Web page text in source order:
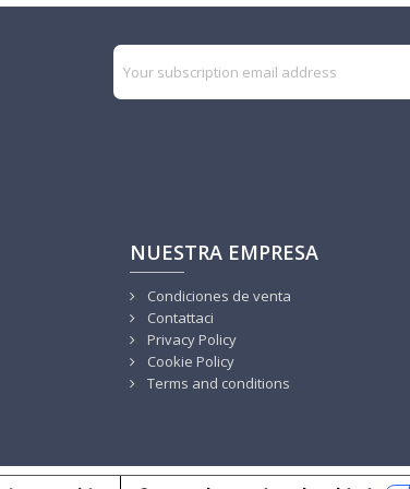
NUESTRA EMPRESA
Condiciones de venta
Contattaci
Privacy Policy
Cookie Policy
Terms and conditions